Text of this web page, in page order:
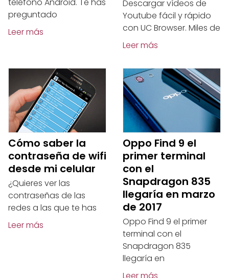
preguntado
Leer más
Descargar vídeos de
Youtube fácil y rápido
con UC Browser. Miles de
Leer más
Cómo saber la
contraseña de wifi
desde mi celular
¿Quieres ver las
contraseñas de las
redes a las que te has
Leer más
Oppo Find 9 el
primer terminal
con el
Snapdragon 835
llegaría en marzo
de 2017
Oppo Find 9 el primer
terminal con el
Snapdragon 835
llegaría en
Leer más